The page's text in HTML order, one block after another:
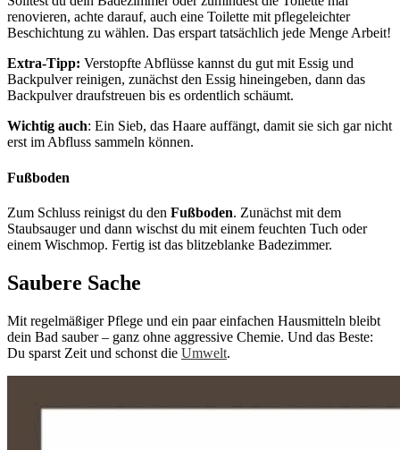
renovieren, achte darauf, auch eine Toilette mit pflegeleichter
Beschichtung zu wählen. Das erspart tatsächlich jede Menge Arbeit!
Extra-Tipp: Verstopfte Abflüsse kannst du gut mit Essig und
Backpulver reinigen, zunächst den Essig hineingeben, dann das
Backpulver draufstreuen bis es ordentlich schäumt.
Wichtig auch: Ein Sieb, das Haare auffängt, damit sie sich gar nicht
erst im Abfluss sammeln können.
Fußboden
Zum Schluss reinigst du den Fußboden. Zunächst mit dem
Staubsauger und dann wischst du mit einem feuchten Tuch oder
einem Wischmop. Fertig ist das blitzeblanke Badezimmer.
Saubere Sache
Mit regelmäßiger Pflege und ein paar einfachen Hausmitteln bleibt
dein Bad sauber – ganz ohne aggressive Chemie. Und das Beste:
Du sparst Zeit und schonst die Umwelt.